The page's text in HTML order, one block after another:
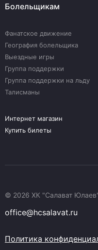
Болельщикам
Фанатское движение
География болельщика
Выездные игры
Группа поддержки
Группа поддержки на льду
Талисманы
Интернет магазин
Купить билеты
© 2026 ХК "Салават
office@hcsalavat.ru
Политика